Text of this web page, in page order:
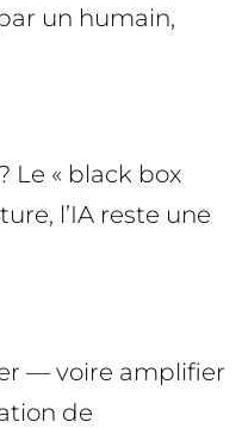
un humain,
Le « black box
l’IA reste une
— voire amplifier
de